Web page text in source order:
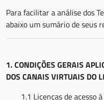
Para facilitar a análise dos
abaixo um sumário de seus
1. CONDIÇÕES GERAIS
DOS CANAIS VIRTUAIS DO
1.1 Licenças de acesso